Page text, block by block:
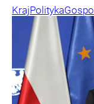
KrajPolityka